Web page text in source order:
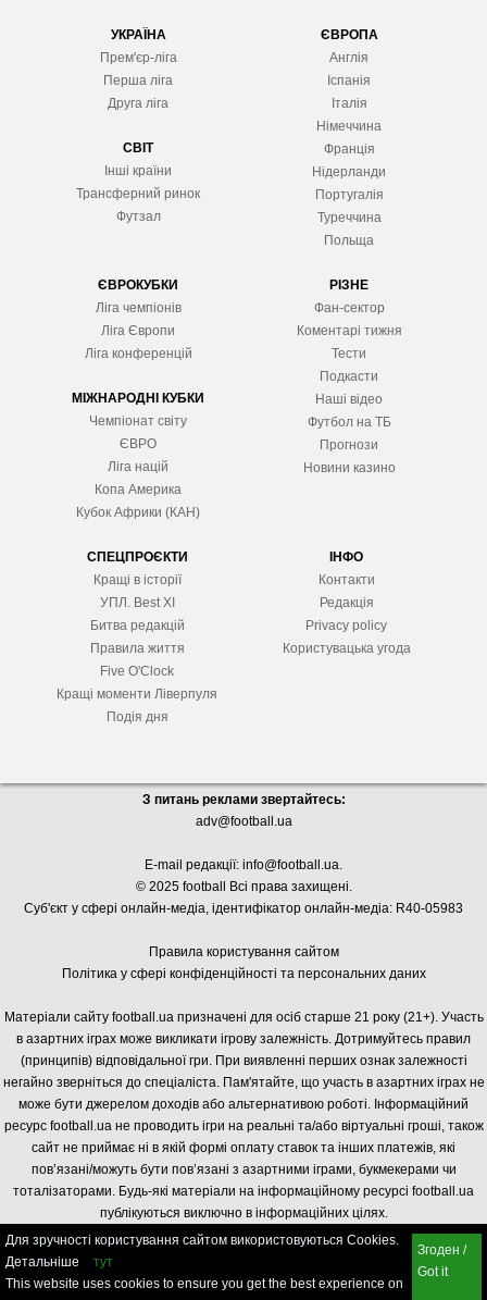
УКРАЇНА
Прем'єр-ліга
Перша ліга
Друга ліга
СВІТ
Інші країни
Трансферний ринок
Футзал
ЄВРОПА
Англія
Іспанія
Італія
Німеччина
Франція
Нідерланди
Португалія
Туреччина
Польща
ЄВРОКУБКИ
Ліга чемпіонів
Ліга Європи
Ліга конференцій
МІЖНАРОДНІ КУБКИ
Чемпіонат світу
ЄВРО
Ліга націй
Копа Америка
Кубок Африки (КАН)
РІЗНЕ
Фан-сектор
Коментарі тижня
Тести
Подкасти
Наші відео
Футбол на ТБ
Прогнози
Новини казино
СПЕЦПРОЄКТИ
Кращі в історії
УПЛ. Best XІ
Битва редакцій
Правила життя
Five O'Clock
Кращі моменти Ліверпуля
Подія дня
ІНФО
Контакти
Редакція
Privacy policy
Користувацька угода
З питань реклами звертайтесь:
adv@football.ua
E-mail редакції: info@football.ua.
© 2025 football Всі права захищені.
Суб'єкт у сфері онлайн-медіа, ідентифікатор онлайн-медіа: R40-05983
Правила користування сайтом
Політика у сфері конфіденційності та персональних даних
Матеріали сайту football.ua призначені для осіб старше 21 року (21+). Участь
в азартних іграх може викликати ігрову залежність. Дотримуйтесь правил
(принципів) відповідальної гри. При виявленні перших ознак залежності
негайно зверніться до спеціаліста. Пам'ятайте, що участь в азартних іграх не
може бути джерелом доходів або альтернативою роботі. Інформаційний
ресурс football.ua не проводить ігри на реальні та/або віртуальні гроші, також
сайт не приймає ні в якій формі оплату ставок та інших платежів, які
пов’язані/можуть бути пов’язані з азартними іграми, букмекерами чи
тоталізаторами. Будь-які матеріали на інформаційному ресурсі football.ua
публікуються виключно в інформаційних цілях.
Для зручності користування сайтом використовуються Cookies.
Детальніше
тут
This website uses cookies to ensure you get the best experience on
Згоден /
Got it